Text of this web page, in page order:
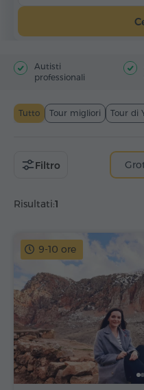
Autisti
professionali
Tutto Tour migliori Tour di
Risultati:1
Filtro
9-10 ore